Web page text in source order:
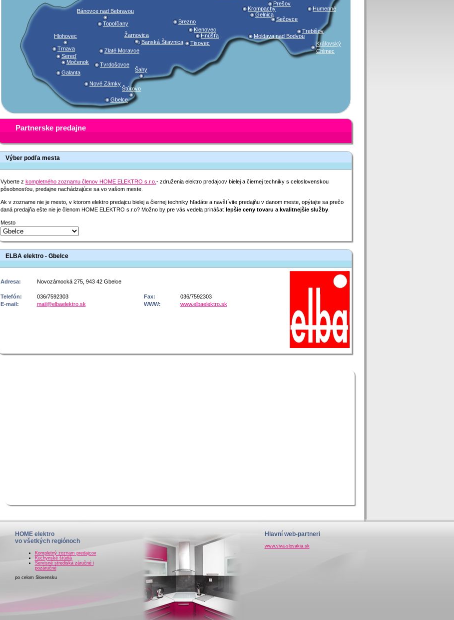
Bánovce nad Bebravou
Banská Štiavnica
Brezno
Galanta
Gbelce
Gelnica
Hlohovec Hnúšťa
Humenné
Klenovec
Kráľovský
Chlmec
Krompachy
Močenok
Moldava nad Bodvou
Nové Zámky
Prešov
Sečovce
Sereď
Šahy
Štúrovo
Tisovec
Topoľčany
Trebišov
Trnava
Tvrdošovce
Zlaté Moravce
Žarnovica
Partnerske predajne
Výber podľa mesta
Vyberte z kompletného zoznamu členov HOME ELEKTRO s.r.o. - združenia elektro predajcov bielej a čiernej techniky s celoslovenskou
pôsobnosťou, predajne nachádzajúce sa vo vašom meste.
Ak v zozname nie je mesto, v ktorom elektro predajcu bielej a čiernej techniky hľadáte a navštívite predajňu v danom meste, opýtajte sa prečo
daná predajňa ešte nie je členom HOME ELEKTRO s.r.o? Možno by pre vás vedela prinášaťlepšie ceny tovaru a kvalitnejšie služby.
Mesto
ELBA elektro - Gbelce
Adresa: Novozámocká 275, 943 42 Gbelce
Telefón: 036/7592303 Fax:
036/7592303
E-mail:
mail@elbaelektro.sk WWW: www.elbaelektro.sk
HOME elektro
vo všetkých regiónoch
Kompletný zoznam predajcov
Kuchynské štúdiá
Servisné strediská záručné i
pozáručné
po celom Slovensku
Hlavní web-partneri
www.viva-slovakia.sk